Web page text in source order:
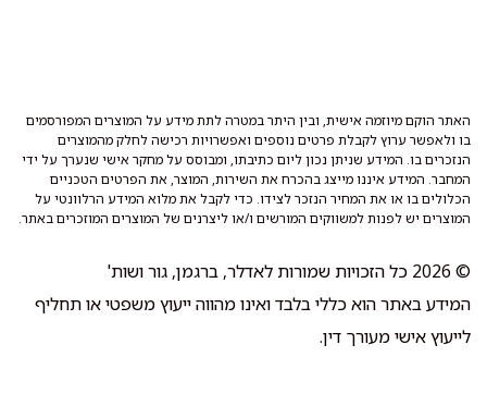
האתר הוקם מיוזמה אישית, ובין היתר במטרה לתת מידע על המוצרים המפורסמים
בו ולאפשר ערוץ לקבלת פרטים נוספים ואפשרויות רכישה לחלק מהמוצרים
הנזכרים בו. המידע שניתן נכון ליום כתיבתו, ומבוסס על מחקר אישי שנערך על ידי
המחבר. המידע איננו מייצג בהכרח את השירות, המוצר, את הפרטים הטכניים
הכלולים בו או את המחיר הנזכר לצידו. כדי לקבל את מלוא המידע הרלוונטי על
המוצרים יש לפנות למשווקים המורשים ו/או ליצרנים של המוצרים המוזכרים באתר.
© 2026 כל הזכויות שמורות לאדלר, ברגמן, גור ושות'
המידע באתר הוא כללי בלבד ואינו מהווה ייעוץ משפטי או תחליף
לייעוץ אישי מעורך דין.